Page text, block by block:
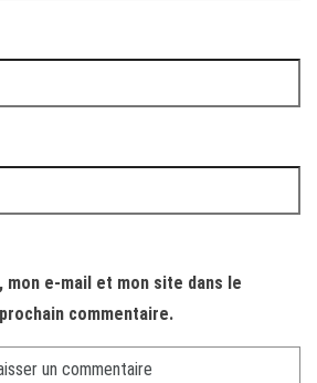
mon e-mail et mon site dans le
commentaire.